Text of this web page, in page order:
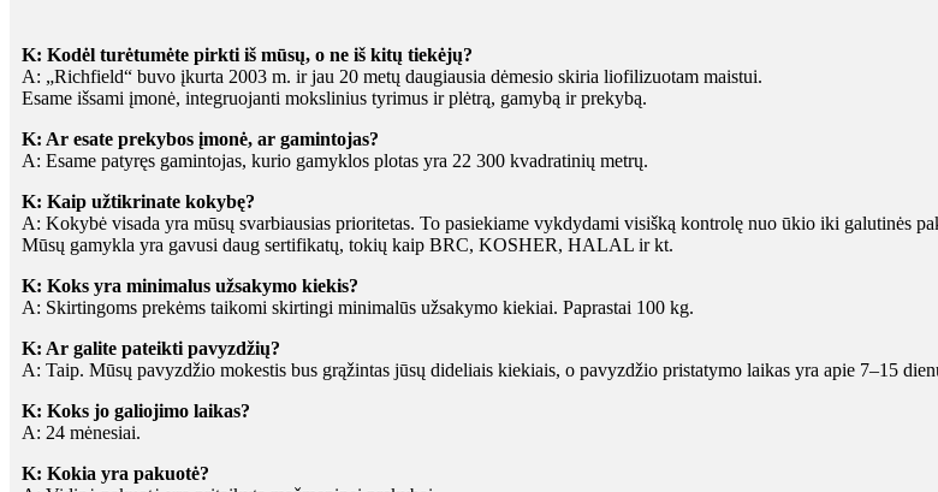
K: Kodėl turėtumėte pirkti iš mūsų, o ne iš kitų tiekėjų?
A: „Richfield“ buvo įkurta 2003 m. ir jau 20 metų daugiausia dėmesio skiria liofilizuotam maistui.
Esame išsami įmonė, integruojanti mokslinius tyrimus ir plėtrą, gamybą ir prekybą.
K: Ar esate prekybos įmonė, ar gamintojas?
A: Esame patyręs gamintojas, kurio gamyklos plotas yra 22 300 kvadratinių metrų.
K: Kaip užtikrinate kokybę?
A: Kokybė visada yra mūsų svarbiausias prioritetas. To pasiekiame vykdydami visišką kontrolę nuo ūkio iki galutinės
Mūsų gamykla yra gavusi daug sertifikatų, tokių kaip BRC, KOSHER, HALAL ir kt.
K: Koks yra minimalus užsakymo kiekis?
A: Skirtingoms prekėms taikomi skirtingi minimalūs užsakymo kiekiai. Paprastai 100 kg.
K: Ar galite pateikti pavyzdžių?
A: Taip. Mūsų pavyzdžio mokestis bus grąžintas jūsų dideliais kiekiais, o pavyzdžio pristatymo laikas yra apie 7–15
K: Koks jo galiojimo laikas?
A: 24 mėnesiai.
K: Kokia yra pakuotė?